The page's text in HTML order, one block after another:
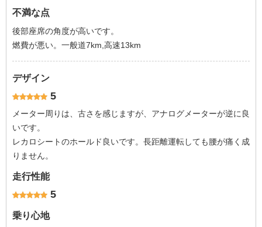
不満な点
後部座席の角度が高いです。
燃費が悪い。一般道7km,高速13km
デザイン
5
メーター周りは、古さを感じますが、アナログメーターが逆に良
いです。
レカロシートのホールド良いです。長距離運転しても腰が痛く成
りません。
走行性能
5
乗り心地